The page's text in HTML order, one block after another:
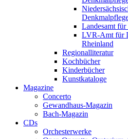
Landesamt für
LVR-Amt für
Rheinland
Regionalliteratur
Kochbücher
Kinderbücher
Kunstkataloge
Magazine
Concerto
Gewandhaus-Magazin
Bach-Magazin
CDs
Orchesterwerke